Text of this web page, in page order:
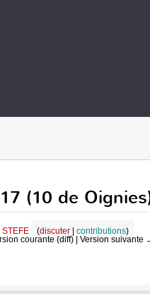
(10 de
STEFE (discuter | contributions)
courante (diff) | Version suivante